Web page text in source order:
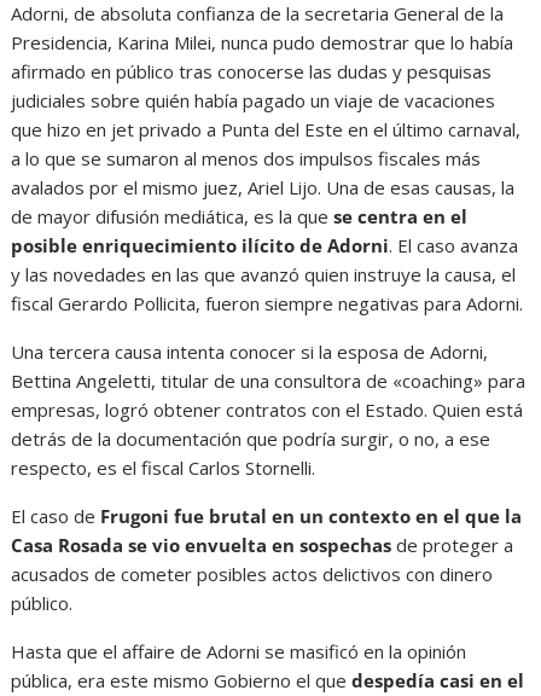
Adorni, de absoluta confianza de la secretaria General de la
Presidencia, Karina Milei, nunca pudo demostrar que lo había
afirmado en público tras conocerse las dudas y pesquisas
judiciales sobre quién había pagado un viaje de vacaciones
que hizo en jet privado a Punta del Este en el último carnaval,
a lo que se sumaron al menos dos impulsos fiscales más
avalados por el mismo juez, Ariel Lijo. Una de esas causas, la
de mayor difusión mediática, es la quese centra en el
posible enriquecimiento ilícito de Adorni. El caso avanza
y las novedades en las que avanzó quien instruye la causa, el
fiscal Gerardo Pollicita, fueron siempre negativas para Adorni.
Una tercera causa intenta conocer si la esposa de Adorni,
Bettina Angeletti, titular de una consultora de «coaching» para
empresas, logró obtener contratos con el Estado. Quien está
detrás de la documentación que podría surgir, o no, a ese
respecto, es el fiscal Carlos Stornelli.
El caso de Frugoni fue brutal en un contexto en el que la
Casa Rosada se vio envuelta en sospechas de proteger a
acusados de cometer posibles actos delictivos con dinero
público.
Hasta que el affaire de Adorni se masificó en la opinión
pública, era este mismo Gobierno el quedespedía casi en el